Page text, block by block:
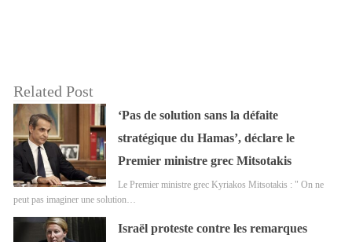
Related Post
‘Pas de solution sans la défaite
stratégique du Hamas’, déclare le
Premier ministre grec Mitsotakis
Le Premier ministre grec Kyriakos Mitsotakis : " On ne
peut pas imaginer une solution…
Israël proteste contre les remarques